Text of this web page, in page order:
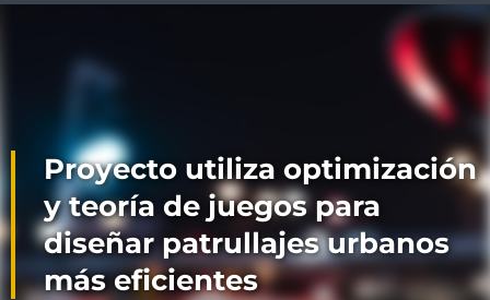
Proyecto utiliza optimización
y teoría de juegos para
diseñar patrullajes urbanos
más eficientes